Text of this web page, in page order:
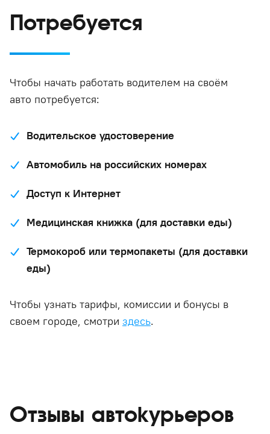
Потребуется
Чтобы начать работать водителем на своём
авто потребуется:
Водительское удостоверение
Автомобиль на российских номерах
Доступ к Интернет
Медицинская книжка (для доставки еды)
Термокороб или термопакеты (для доставки
еды)
Чтобы узнать тарифы, комиссии и бонусы в
своем городе, смотри здесь.
Отзывы автокурьеров